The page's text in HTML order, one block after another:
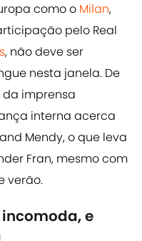
como o Milan,
pelo Real
, não deve ser
nesta janela. De
imprensa
interna acerca
Mendy, o que leva
Fran, mesmo com
verão.
e